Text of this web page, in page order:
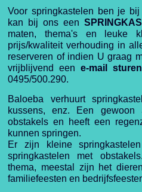
Voor springkastelen ben je
kan bij ons een
maten, thema's en leuke
prijs/kwaliteit verhouding in
reserveren of indien U graag
vrijblijvend een e-mail
0495/500.290.
Baloeba verhuurt
kussens, enz. Een gewoon
obstakels en heeft een
kunnen springen.
Er zijn kleine
springkastelen met
thema, meestal zijn het
familiefeesten en